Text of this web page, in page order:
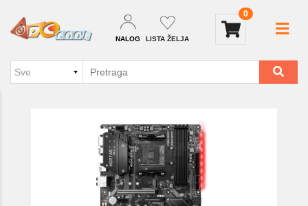
NALOG LISTA ŽELJA
0